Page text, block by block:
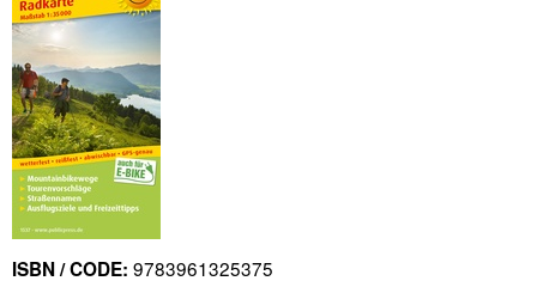
ISBN / CODE: 9783961325375